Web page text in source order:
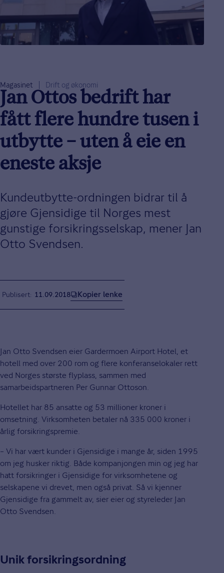
Magasinet Drift og økonomi
Jan Ottos bedrift har
fått flere hundre tusen i
utbytte – uten å eie en
eneste aksje
Kundeutbytte-ordningen bidrar til å
gjøre Gjensidige til Norges mest
gunstige forsikringsselskap, mener Jan
Otto Svendsen.
Publisert 11.09.2018 Kopier lenke
Jan Otto Svendsen eier Gardermoen Airport Hotel, et
hotell med over 200 rom og flere konferanselokaler rett
ved Norges største flyplass, sammen med
samarbeidspartneren Per Gunnar Ottoson.
Hotellet har 85 ansatte og 53 millioner kroner i
omsetning. Virksomheten betaler nå 335 000 kroner i
årlig forsikringspremie.
– Vi har vært kunder i Gjensidige i mange år, siden 1995
om jeg husker riktig. Både kompanjongen min og jeg har
hatt forsikringer i Gjensidige for virksomhetene og
selskapene vi drevet, men også privat. Så vi kjenner
Gjensidige fra gammelt av, sier eier og styreleder Jan
Otto Svendsen.
Unik forsikringsordning